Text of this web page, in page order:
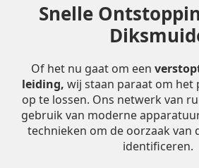
Snelle
Of het nu gaat om een
leiding, wij staan paraat om het
op te lossen. Ons netwerk van
gebruik van moderne
technieken om de oorzaak van
identificeren.